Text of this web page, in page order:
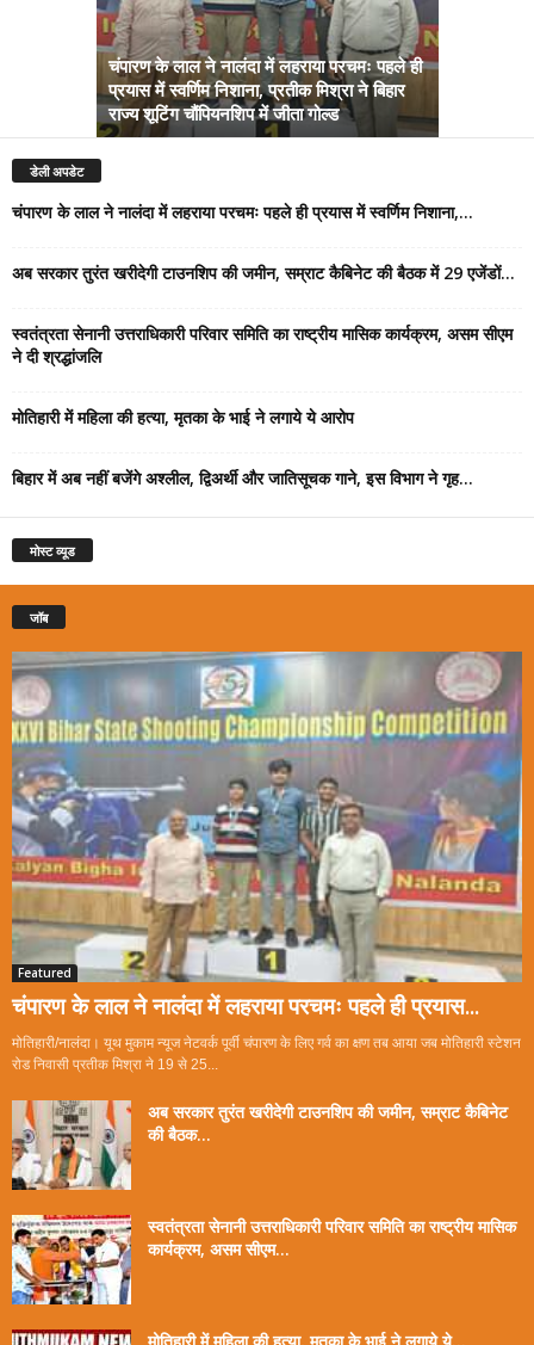
चंपारण के लाल ने नालंदा में लहराया परचमः पहले ही
प्रयास में स्वर्णिम निशाना, प्रतीक मिश्रा ने बिहार
राज्य शूटिंग चौंपियनशिप में जीता गोल्ड
डेली अपडेट
चंपारण के लाल ने नालंदा में लहराया परचमः पहले ही प्रयास में स्वर्णिम निशाना,...
अब सरकार तुरंत खरीदेगी टाउनशिप की जमीन, सम्राट कैबिनेट की बैठक में 29 एजेंडों...
स्वतंत्रता सेनानी उत्तराधिकारी परिवार समिति का राष्ट्रीय मासिक कार्यक्रम, असम सीएम
ने दी श्रद्धांजलि
मोतिहारी में महिला की हत्या, मृतका के भाई ने लगाये ये आरोप
बिहार में अब नहीं बजेंगे अश्लील, द्विअर्थी और जातिसूचक गाने, इस विभाग ने गृह...
मोस्ट व्यूड
जॉब
Featured
चंपारण के लाल ने नालंदा में लहराया परचमः पहले ही प्रयास...
मोतिहारी/नालंदा। यूथ मुकाम न्यूज नेटवर्क पूर्वी चंपारण के लिए गर्व का क्षण तब आया जब मोतिहारी स्टेशन
रोड निवासी प्रतीक मिश्रा ने 19 से 25...
अब सरकार तुरंत खरीदेगी टाउनशिप की जमीन, सम्राट कैबिनेट
की बैठक...
स्वतंत्रता सेनानी उत्तराधिकारी परिवार समिति का राष्ट्रीय मासिक
कार्यक्रम, असम सीएम...